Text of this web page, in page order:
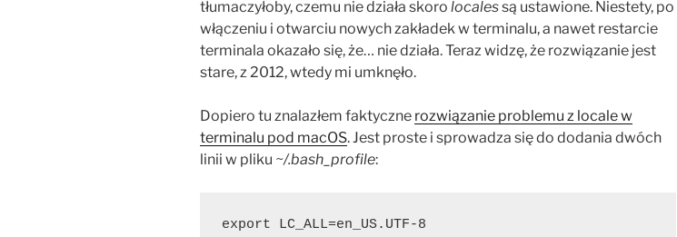
tłumaczyłoby, czemu nie działa skoro localessą ustawione. Niestety, po
włączeniu i otwarciu nowych zakładek w terminalu, a nawet restarcie
terminala okazało się, że… nie działa. Teraz widzę, że rozwiązanie jest
stare, z 2012, wtedy mi umknęło.
Dopiero tu znalazłem faktyczne rozwiązanie problemu z locale w
terminalu pod macOS. Jest proste i sprowadza się do dodania dwóch
linii w pliku ~/.bash_profile:
export LC_ALL=en_US.UTF-8